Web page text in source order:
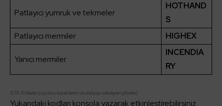
Patlayıcı yumruk ve tekmeler
HOTHAND
S
Patlayıcı mermiler
HIGHEX
Yanıcı mermiler
INCENDIA
RY
GTA 5 hileleri (oyuncu karakterini ve dünyayı etkileyen şifreler)
Yukarıdaki kodları konsola yazarak etkinleştirebilirsiniz.